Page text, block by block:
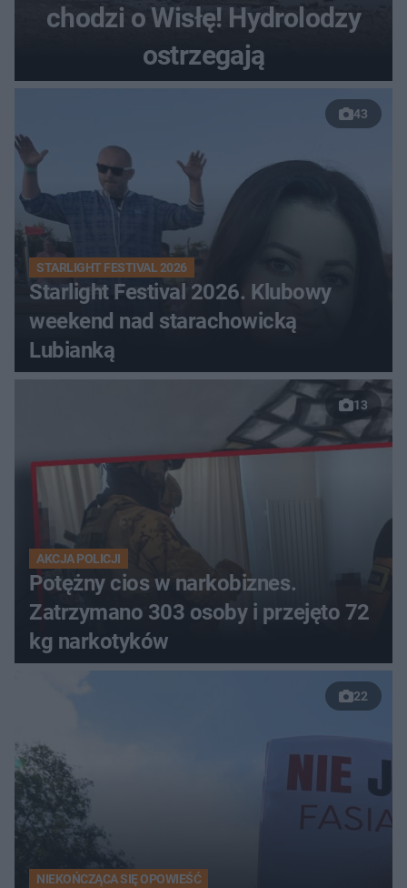
chodzi o Wisłę! Hydrolodzy
ostrzegają
43
STARLIGHT FESTIVAL 2026
Starlight Festival 2026. Klubowy
weekend nad starachowicką
Lubianką
13
AKCJA POLICJI
Potężny cios w narkobiznes.
Zatrzymano 303 osoby i przejęto 72
kg narkotyków
22
NIEKOŃCZĄCA SIĘ OPOWIEŚĆ